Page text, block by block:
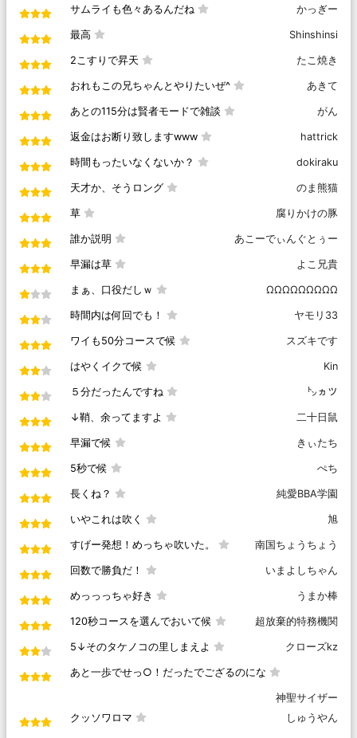
サムライも色々あるんだね かっぎー
最高 Shinshinsi
2こすりで昇天 たこ焼き
おれもこの兄ちゃんとやりたいぜ^ あきて
あとの115分は賢者モードで雑談 がん
返金はお断り致しますwww hattrick
時間もったいなくないか？ dokiraku
天才か、そうロング のま熊猫
草 腐りかけの豚
誰か説明 あこーでぃんぐとぅー
早漏は草 よこ兄貴
まぁ、口役だしｗ ΩΩΩΩΩΩΩΩΩ
時間内は何回でも！ ヤモリ33
ワイも50分コースで候 スズキです
はやくイクで候 Kin
５分だったんですね ㌧ヵツ
↓鞘、余ってますよ 二十日鼠
早漏で候 きぃたち
5秒で候 ぺち
長くね？ 純愛BBA学園
いやこれは吹く 旭
すげー発想！めっちゃ吹いた。 南国ちょうちょう
回数で勝負だ！ いまよしちゃん
めっっっちゃ好き うまか棒
120秒コースを選んでおいて候 超放棄的特務機関
5↓そのタケノコの里しまえよ クローズkz
あと一歩でせっ○！だったでござるのにな
神聖サイザー
クッソワロマ
しゅうやん